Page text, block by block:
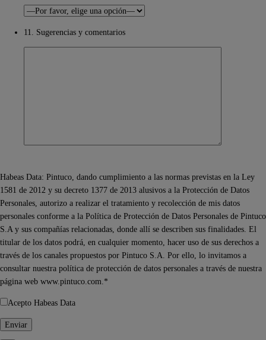
11. Sugerencias y comentarios
Habeas Data: Pintuco, dando cumplimiento a las normas previstas en la Ley
1581 de 2012 y su decreto 1377 de 2013 alusivos a la Protección de Datos
Personales, autorizo a realizar el tratamiento y recolección de mis datos
personales conforme a la Política de Protección de Datos Personales de Pintuco
S.A y sus compañías relacionadas, donde allí se describen sus finalidades. El
titular de los datos podrá, en cualquier momento, hacer uso de sus derechos a
través de los canales propuestos por Pintuco S.A. Por ello, lo invitamos a
consultar nuestra política de protección de datos personales a través de nuestra
página web www.pintuco.com.*
Acepto Habeas Data